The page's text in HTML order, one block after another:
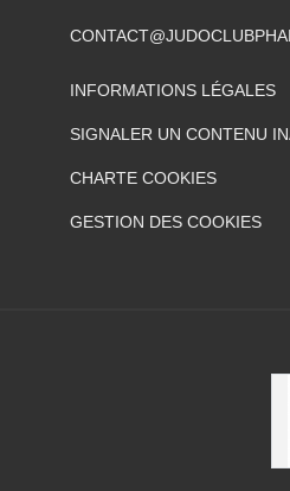
INFORMATIONS LÉGALES
SIGNALER UN CONTENU
CHARTE COOKIES
GESTION DES COOKIES